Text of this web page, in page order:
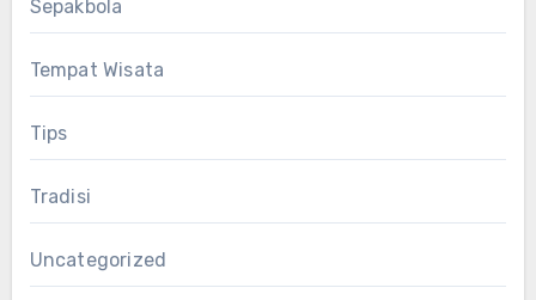
Sepakbola
Tempat Wisata
Tips
Tradisi
Uncategorized